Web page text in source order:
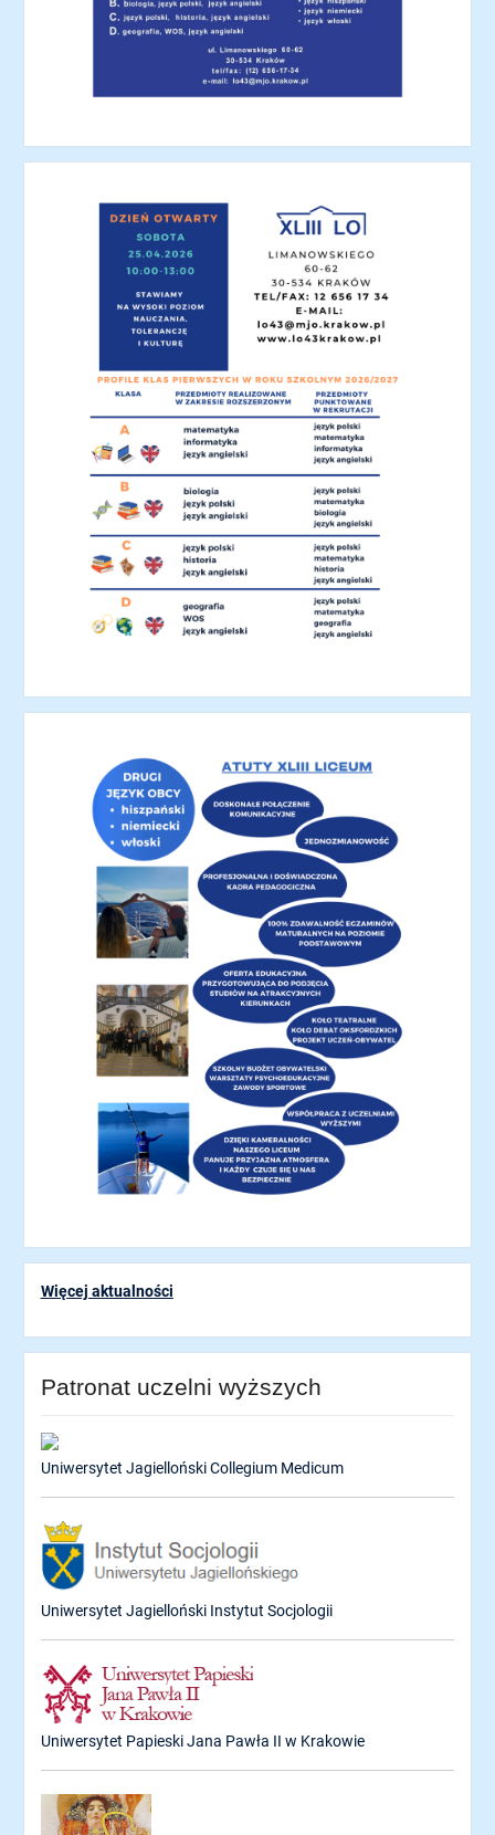
Więcej aktualności
Patronat uczelni wyższych
Uniwersytet Jagielloński Collegium Medicum
Uniwersytet Jagielloński Instytut Socjologii
Uniwersytet Papieski Jana Pawła II w Krakowie